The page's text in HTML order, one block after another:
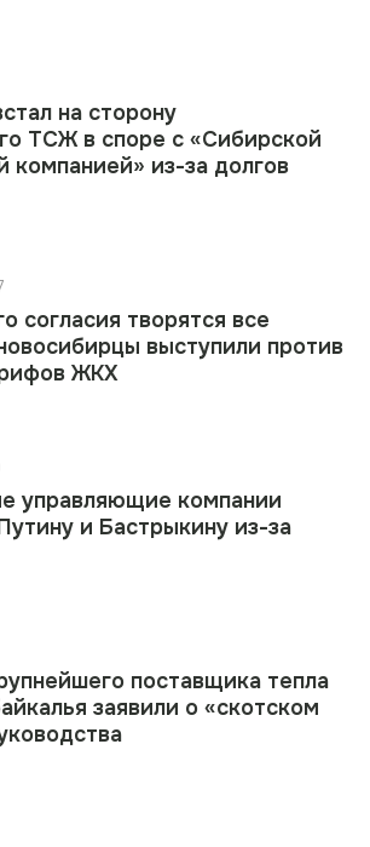
на сторону
ТСЖ в споре с «Сибирской
компанией» из-за долгов
согласия творятся все
выступили против
ЖКХ
управляющие компании
и Бастрыкину из-за
поставщика тепла
заявили о «скотском